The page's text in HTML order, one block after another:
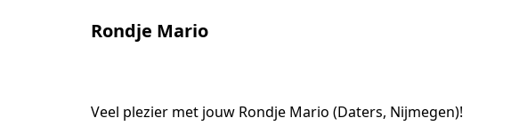
Rondje Mario
Veel plezier met jouw Rondje Mario (Daters, Nijmegen)!